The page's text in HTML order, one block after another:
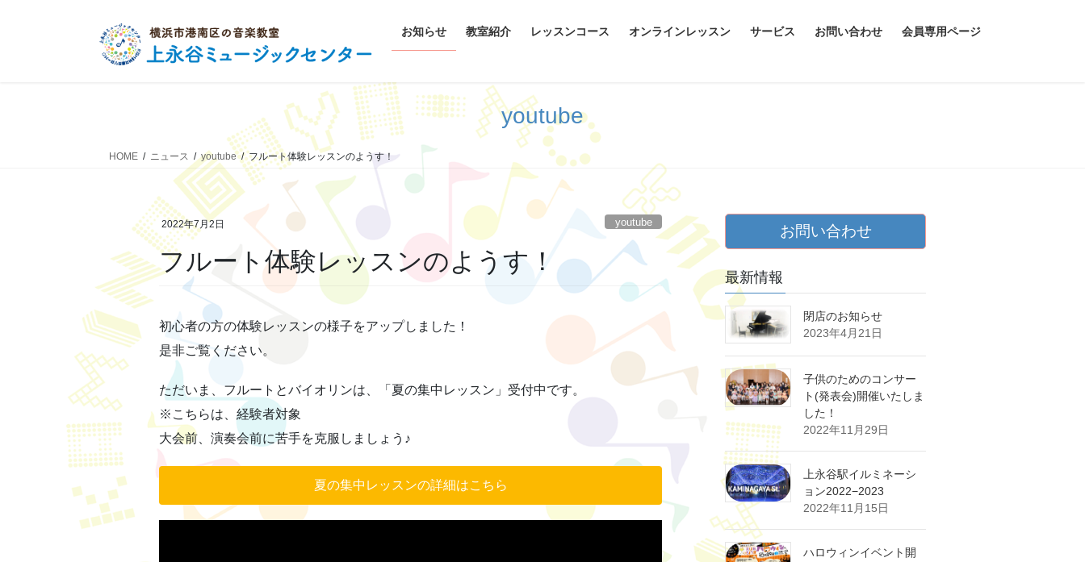
お知らせ 教室紹介 レッスンコース オンラインレッスン サービス お問い合わせ 会員専用ページ
youtube
HOME ニュース youtube フルート体験レッスンのようす！
2022年7月2日 youtube
フルート体験レッスンのようす！
初心者の方の体験レッスンの様子をアップしました！
是非ご覧ください。
ただいま、フルートとバイオリンは、「夏の集中レッスン」受付中です。
※こちらは、経験者対象
大会前、演奏会前に苦手を克服しましょう♪
夏の集中レッスンの詳細はこちら
お問い合わせ
最新情報
閉店のお知らせ
2023年4月21日
子供のためのコンサー
ト(発表会)開催いたしま
した！
2022年11月29日
上永谷駅イルミネーシ
ョン2022−2023
2022年11月15日
ハロウィンイベント開